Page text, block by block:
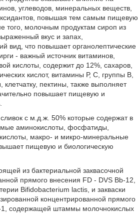
углеводов, минеральных веществ,
повышая тем самым пищевую
того, молочным продуктам сироп из
вкус и запах,
вид, что повышает органолептические
- важный источник витаминов,
кислоты, содержит до 12%, сахаров,
кислот, витамины Р, С, группы В,
пектины, также выполняет
повышает пищевую и
с м.д.ж. 50% которые содержат в
аминокислоты, фосфатиды,
макро- и микро-минеральные
пищевую и биологическую
из бактериальной заквасочной
прямого внесения FD - DVS Bb-12,
Bifidobacterium lactis, и закваски
концентрированной прямого
содержащей штаммы молочнокислых